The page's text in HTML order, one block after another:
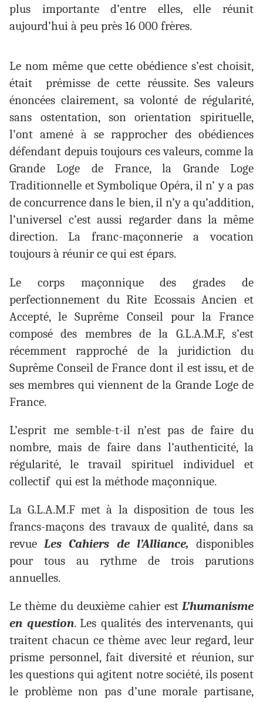
plus importante d’entre elles, elle réunit
aujourd’hui à peu près 16 000 frères.
Le nom même que cette obédience s’est choisit,
était prémisse de cette réussite. Ses valeurs
énoncées clairement, sa volonté de régularité,
sans ostentation, son orientation spirituelle,
l’ont amené à se rapprocher des obédiences
défendant depuis toujours ces valeurs, comme la
Grande Loge de France, la Grande Loge
Traditionnelle et Symbolique Opéra, il n’ y a pas
de concurrence dans le bien, il n’y a qu’addition,
l’universel c’est aussi regarder dans la même
direction. La franc-maçonnerie a vocation
toujours à réunir ce qui est épars.
Le corps maçonnique des grades de
perfectionnement du Rite Ecossais Ancien et
Accepté, le Suprême Conseil pour la France
composé des membres de la G.L.A.M.F, s’est
récemment rapproché de la juridiction du
Suprême Conseil de France dont il est issu, et de
ses membres qui viennent de la Grande Loge de
France.
L’esprit me semble-t-il n’est pas de faire du
nombre, mais de faire dans l’authenticité, la
régularité, le travail spirituel individuel et
collectif qui est la méthode maçonnique.
La G.L.A.M.F met à la disposition de tous les
francs-maçons des travaux de qualité, dans sa
revueLes Cahiers de l’Alliance,disponibles
pour tous au rythme de trois parutions
annuelles.
Le thème du deuxième cahier est L’humanisme
en question. Les qualités des intervenants, qui
traitent chacun ce thème avec leur regard, leur
prisme personnel, fait diversité et réunion, sur
les questions qui agitent notre société, ils posent
le problème non pas d’une morale partisane,